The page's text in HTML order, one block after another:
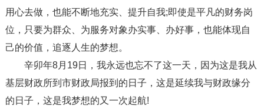
用心去做，也能不断地充实、提升自我;即使是平凡的财务岗
位，只要为群众、为服务对象办实事、办好事，也能体现自
己的价值，追逐人生的梦想。
辛卯年8月19日，我永远也忘不了这一天，因为这是我从
基层财政所到市财政局报到的日子，这是延续我与财政缘分
的日子，这是我梦想的又一次起航!